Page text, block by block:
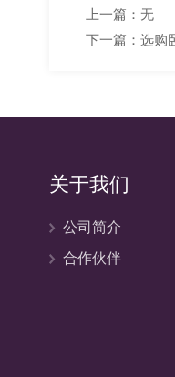
上一篇：无
下一篇：选购
关于我们
公司简介
合作伙伴